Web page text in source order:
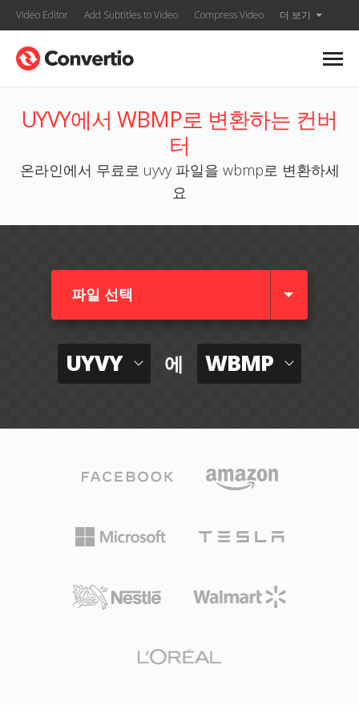
Video Editor Add Subtitles to Video Compress Video 더 보기
UYVY에서 WBMP로 변환하는 컨버
터
온라인에서 무료로 uyvy 파일을 wbmp로 변환하세
요
파일 선택
UYVY 에 WBMP